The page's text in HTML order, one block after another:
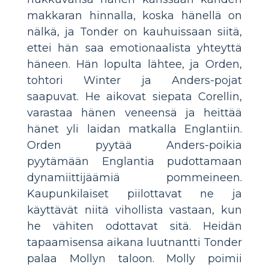
makkaran hinnalla, koska hänellä on
nälkä, ja Tonder on kauhuissaan siitä,
ettei hän saa emotionaalista yhteyttä
häneen. Hän lopulta lähtee, ja Orden,
tohtori Winter ja Anders-pojat
saapuvat. He aikovat siepata Corellin,
varastaa hänen veneensä ja heittää
hänet yli laidan matkalla Englantiin.
Orden pyytää Anders-poikia
pyytämään Englantia pudottamaan
dynamiittijäämiä pommeineen.
Kaupunkilaiset piilottavat ne ja
käyttävät niitä vihollista vastaan, kun
he vähiten odottavat sitä. Heidän
tapaamisensa aikana luutnantti Tonder
palaa Mollyn taloon. Molly poimii